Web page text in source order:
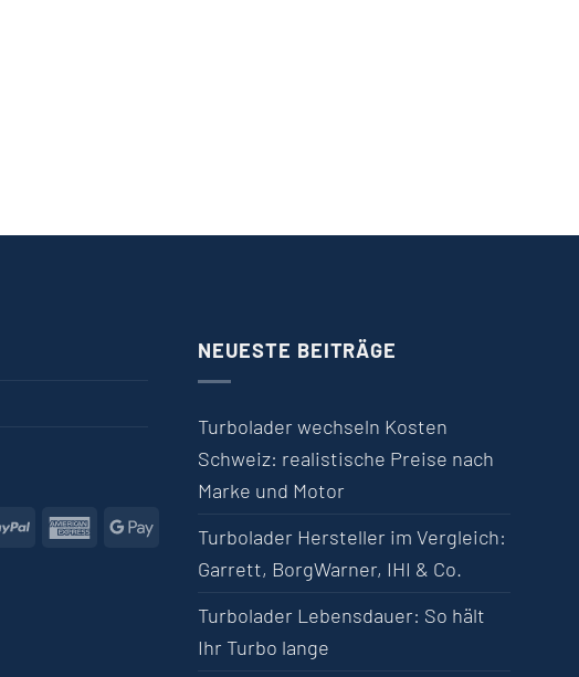
PayPalAmerican Express
Google Pay
NEUESTE BEITRÄGE
Turbolader wechseln Kosten
Schweiz: realistische Preise nach
Marke und Motor
Turbolader Hersteller im Vergleich:
Garrett, BorgWarner, IHI & Co.
Turbolader Lebensdauer: So hält
Ihr Turbo lange